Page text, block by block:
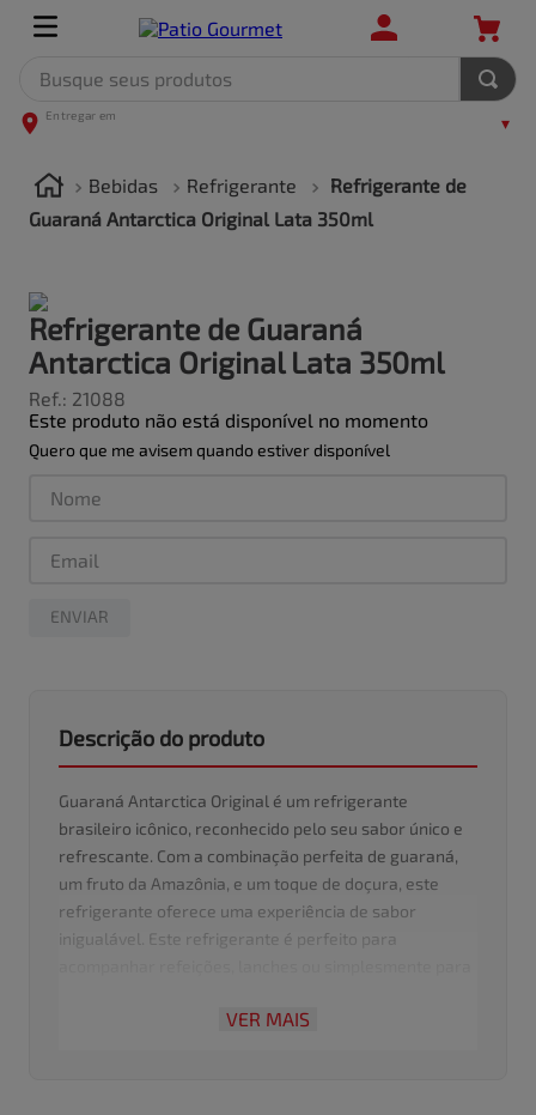
Bebidas Refrigerante
Refrigerante de
Guaraná Antarctica Original Lata 350ml
Refrigerante de Guaraná
Antarctica Original Lata 350ml
Ref. : 21088
Este produto não está disponível no momento
Quero que me avisem quando estiver disponível
ENVIAR
Descrição do produto
Guaraná Antarctica Original é um refrigerante
brasileiro icônico, reconhecido pelo seu sabor único e
refrescante. Com a combinação perfeita de guaraná,
um fruto da Amazônia, e um toque de doçura, este
refrigerante oferece uma experiência de sabor
inigualável. Este refrigerante é perfeito para
uma escolha popular entre jovens e adultos, trazendo
VER MAIS
TERMOS MAIS BUSCADOS
2º
5º fralda